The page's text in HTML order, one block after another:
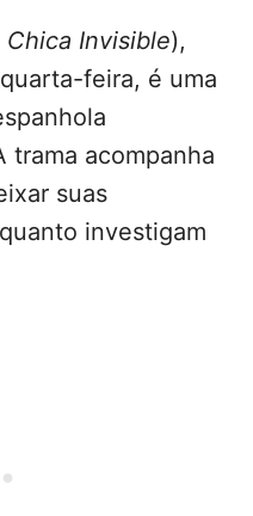
Chica Invisible),
feira, é uma
trama acompanha
suas
investigam